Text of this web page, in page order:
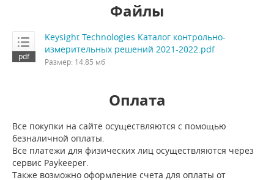
Файлы
Keysight Technologies Каталог контрольно-
измерительных решений 2021-2022.pdf
Размер: 14.85 мб
Оплата
Все покупки на сайте осуществляются с помощью
безналичной оплаты.
Все платежи для физических лиц осуществляются через
сервис Paykeeper.
Также возможно оформление счета для оплаты от